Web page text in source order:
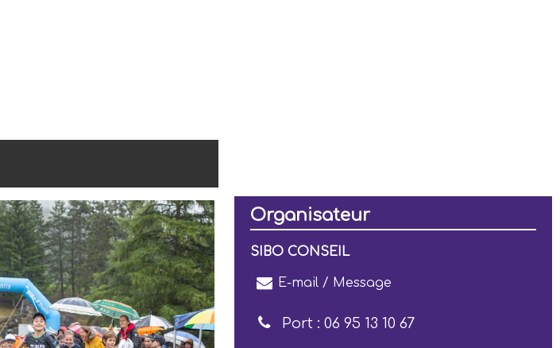
Organisateur
SIBO CONSEIL
E-mail / Message
Port : 06 95 13 10 67